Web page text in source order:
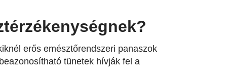
erős emésztőrendszeri panaszok
tünetek hívják fel a